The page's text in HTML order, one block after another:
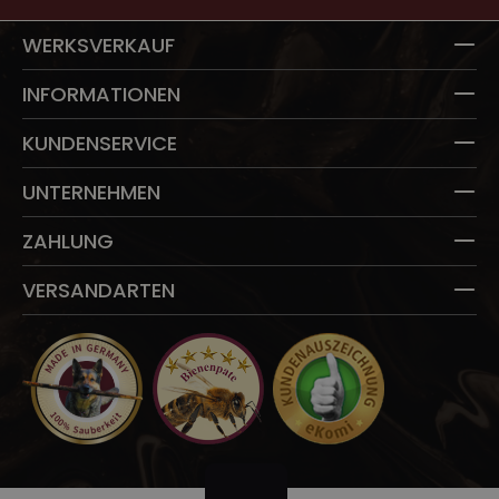
WERKSVERKAUF
INFORMATIONEN
KUNDENSERVICE
UNTERNEHMEN
ZAHLUNG
VERSANDARTEN